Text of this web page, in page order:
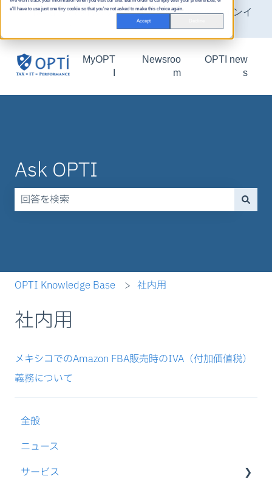
e'll have to use just one tiny cookie so that you're not asked to make this choice again.
Accept
日本語翻訳のサブメニューを表示
その他のサポーカスタマーポータ
ル
サインイ
MyOPT
Newsroo
m
OPTI new
s
Ask OPTI
OPTI Knowledge Base 社内用
社内用
メキシコでのAmazon FBA販売時のIVA（付加価値税）
義務について
全般
ニュース
サービス